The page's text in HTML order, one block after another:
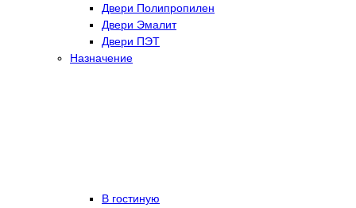
Двери Полипропилен
Двери Эмалит
Двери ПЭТ
Назначение
В гостиную